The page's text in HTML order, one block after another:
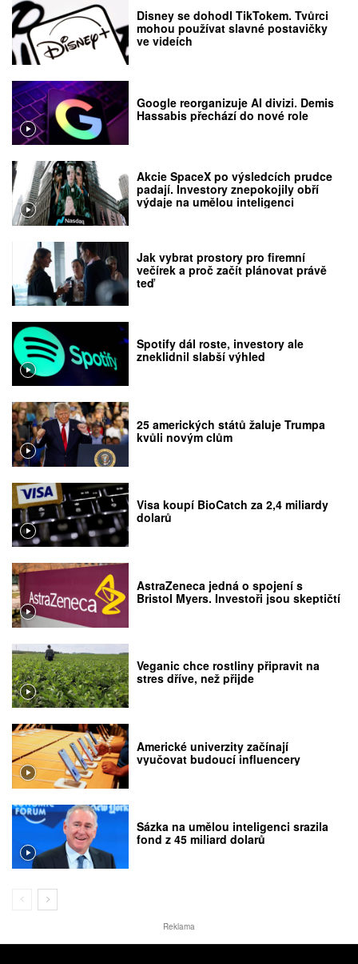
Disney se dohodl TikTokem. Tvůrci
mohou používat slavné postavičky
ve videích
Google reorganizuje AI divizi. Demis
Hassabis přechází do nové role
Akcie SpaceX po výsledcích prudce
padají. Investory znepokojily obří
výdaje na umělou inteligenci
Jak vybrat prostory pro firemní
večírek a proč začít plánovat právě
teď
Spotify dál roste, investory ale
zneklidnil slabší výhled
25 amerických států žaluje Trumpa
kvůli novým clům
Visa koupí BioCatch za 2,4 miliardy
dolarů
AstraZeneca jedná o spojení s
Bristol Myers. Investoři jsou skeptičtí
Veganic chce rostliny připravit na
stres dříve, než přijde
Americké univerzity začínají
vyučovat budoucí influencery
Sázka na umělou inteligenci srazila
fond z 45 miliard dolarů
Reklama